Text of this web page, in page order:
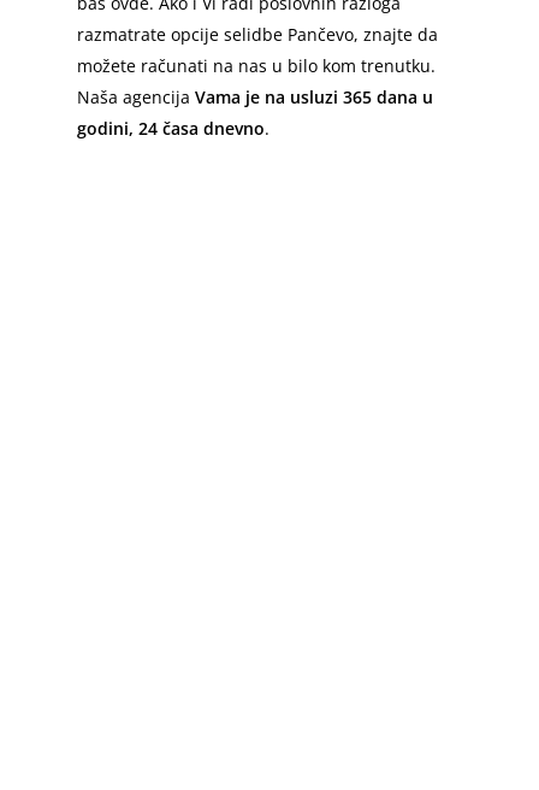
razmatrate opcije selidbe Pančevo, znajte da
možete računati na nas u bilo kom trenutku.
Naša agencijaVama je na usluzi 365 dana u
godini, 24 časa dnevno.